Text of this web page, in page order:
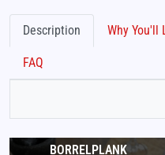
Description Why You'll
FAQ
BORRELPLANK